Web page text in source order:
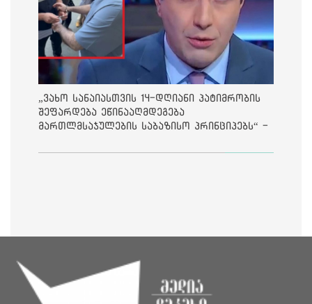
„ვახო სანაიასთვის 14-დღიანი პატიმრობის
შეფარდება ეწინააღმდეგება
მართლმსაჯულების საბაზისო პრინციპებს“ -